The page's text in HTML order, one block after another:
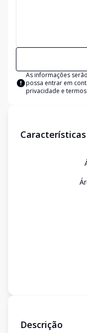
As informações
possa entrar em
privacidade e
Características
Descrição